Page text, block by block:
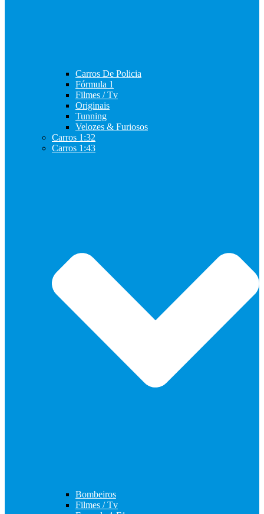
Carros De Policia
Fórmula 1
Filmes / Tv
Originais
Tunning
Velozes & Furiosos
Carros 1:32
Carros 1:43
Bombeiros
Filmes / Tv